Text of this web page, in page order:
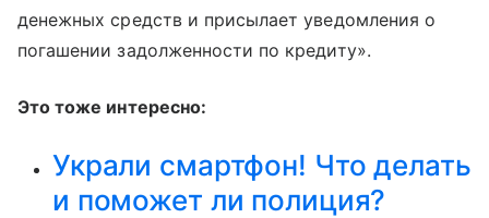
денежных средств и присылает уведомления о
погашении задолженности по кредиту».
Это тоже интересно:
Украли смартфон! Что делать
и поможет ли полиция?